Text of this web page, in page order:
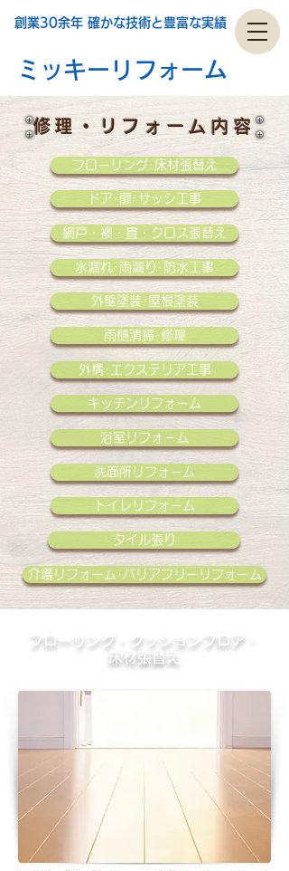
ミッキーリフォーム
創業30余年 確かな技術と豊富な実績
修理・リフォーム内容
フローリング･床材張替え
ドア･扉･サッシ工事
網戸・襖・畳・クロス張替え
水漏れ･雨漏り･防水工事
外壁塗装･屋根塗装
雨樋清掃･修理
外構･エクステリア工事
キッチンリフォーム
浴室リフォーム
洗面所リフォーム
トイレリフォーム
タイル張り
介護リフォーム･バリアフリーリフォーム
フローリング・クッションフロア・
床材張替え